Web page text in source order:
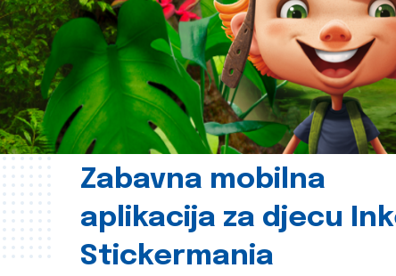
Zabavna mobilna
aplikacija za djecu
Stickermania